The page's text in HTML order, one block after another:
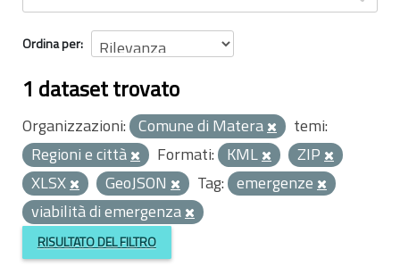
Ordina per
1 dataset trovato
Organizzazioni: Comune di Matera
temi:
Regioni e città
Formati: KML
ZIP
XLSX
GeoJSON Tag: emergenze
viabilità di emergenza
RISULTATO DEL FILTRO